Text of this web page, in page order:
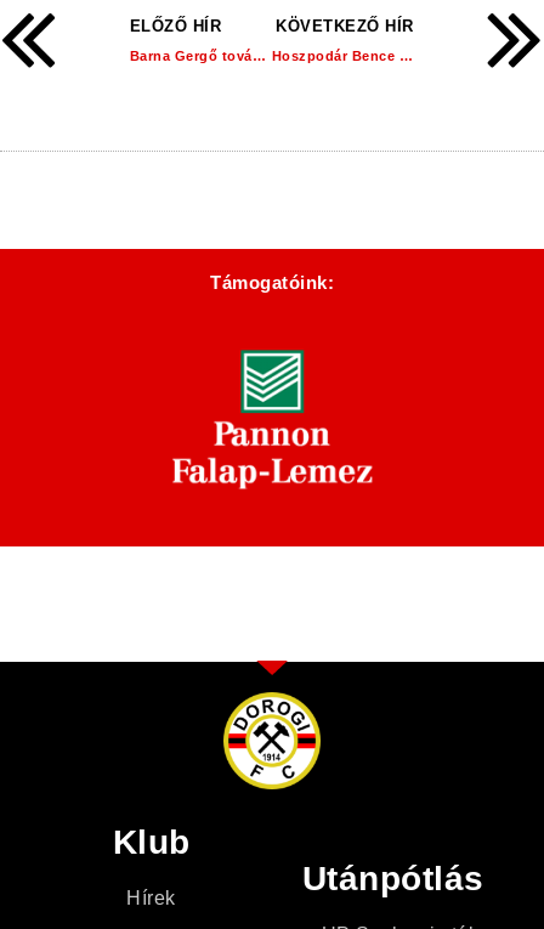
ELŐZŐ HÍR
Barna Gergő továbbra is a Dorogi FC-nél!
KÖVETKEZŐ HÍR
Hoszpodár Bence a Dorogi FC játékosa!
Támogatóink:
Klub
Hírek
Utánpótlás